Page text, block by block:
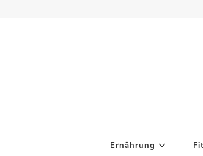
Ernährung